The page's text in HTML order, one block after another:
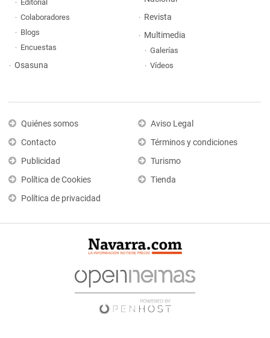
Editorial
Colaboradores
Blogs
Encuestas
Osasuna
Revista
Multimedia
Galerías
Vídeos
Quiénes somos
Contacto
Publicidad
Política de Cookies
Política de privacidad
Aviso Legal
Términos y condiciones
Turismo
Tienda